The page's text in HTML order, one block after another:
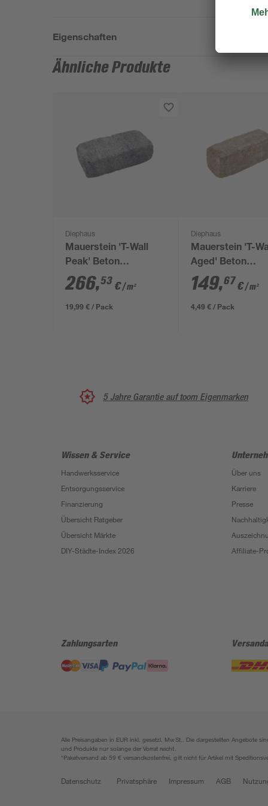
Eigenschaften
Ähnliche Produkte
Diephaus
Mauerstein 'T-Wall
Peak' Beton
schwarz/weiß 50 x 25
x 15 cm
266,53 €/ m²
19,99 € / Pack
Diephaus
Mauerstein 'T-
Aged' Beton
x 10 x 10 cm
149,67€/ m²
4,49 € / Pack
5 Jahre Garantie auf toom Eigenmarken
Wissen & Service
Handwerksservice
Entsorgungsservice
Finanzierung
Übersicht Ratgeber
Übersicht Märkte
DIY-Städte-Index 2026
Über uns
Karriere
Presse
Affiliate-
Zahlungsarten
Alle Preisangaben in EUR inkl. gesetzl. MwSt.. Die dargestellten Angebote
und Produkte nur solange der Vorrat reicht.
*Paketversand ab 59 € versandkostenfrei, gilt nicht für Artikel mit
Datenschutz Privatsphäre Impressum AGB